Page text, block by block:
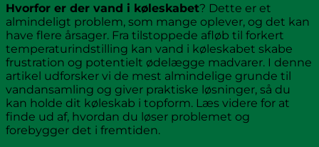
Hvorfor er der vand i køleskabet? Dette er et
almindeligt problem, som mange oplever, og det kan
have flere årsager. Fra tilstoppede afløb til forkert
temperaturindstilling kan vand i køleskabet skabe
frustration og potentielt ødelægge madvarer. I denne
artikel udforsker vi de mest almindelige grunde til
vandansamling og giver praktiske løsninger, så du
kan holde dit køleskab i topform. Læs videre for at
finde ud af, hvordan du løser problemet og
forebygger det i fremtiden.